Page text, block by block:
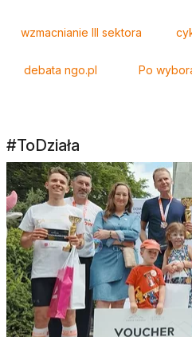
wzmacnianie III sektora
debata ngo.pl Po
#ToDziała